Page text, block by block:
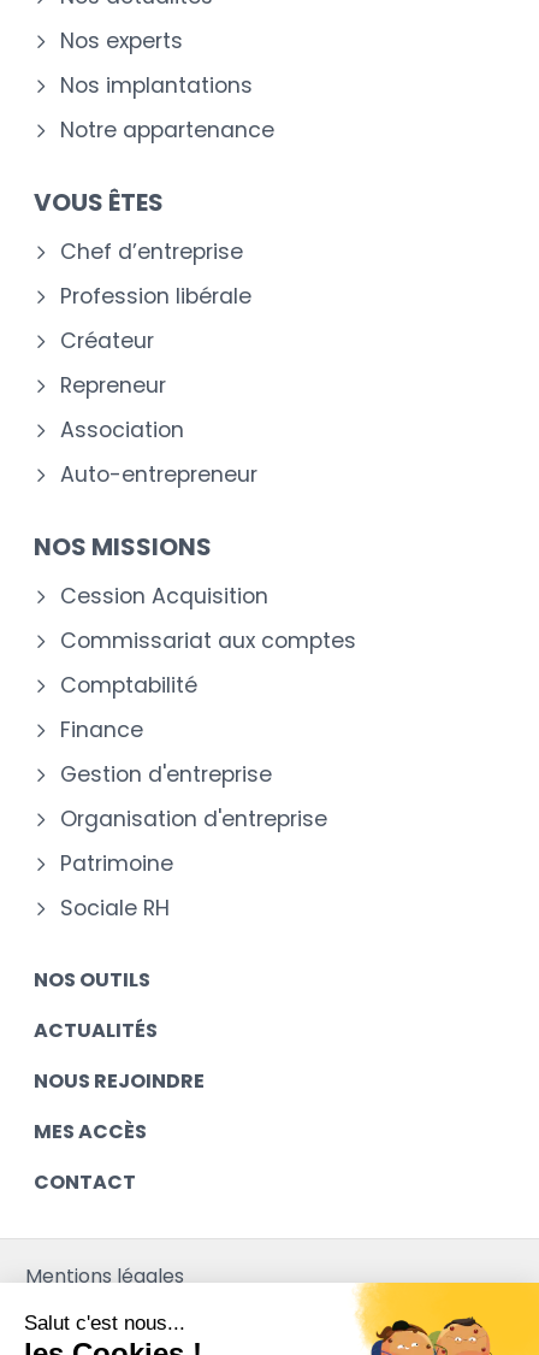
Nos experts
Nos implantations
Notre appartenance
VOUS ÊTES
Chef d’entreprise
Profession libérale
Créateur
Repreneur
Association
Auto-entrepreneur
NOS MISSIONS
Cession Acquisition
Commissariat aux comptes
Comptabilité
Finance
Gestion d'entreprise
Organisation d'entreprise
Patrimoine
Sociale RH
NOS OUTILS
ACTUALITÉS
NOUS REJOINDRE
MES ACCÈS
CONTACT
Mentions légales
Contact
Salut c'est nous...